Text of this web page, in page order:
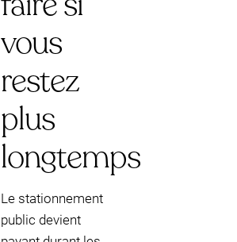
vous
restez
plus
longtemps
Le stationnement
public devient